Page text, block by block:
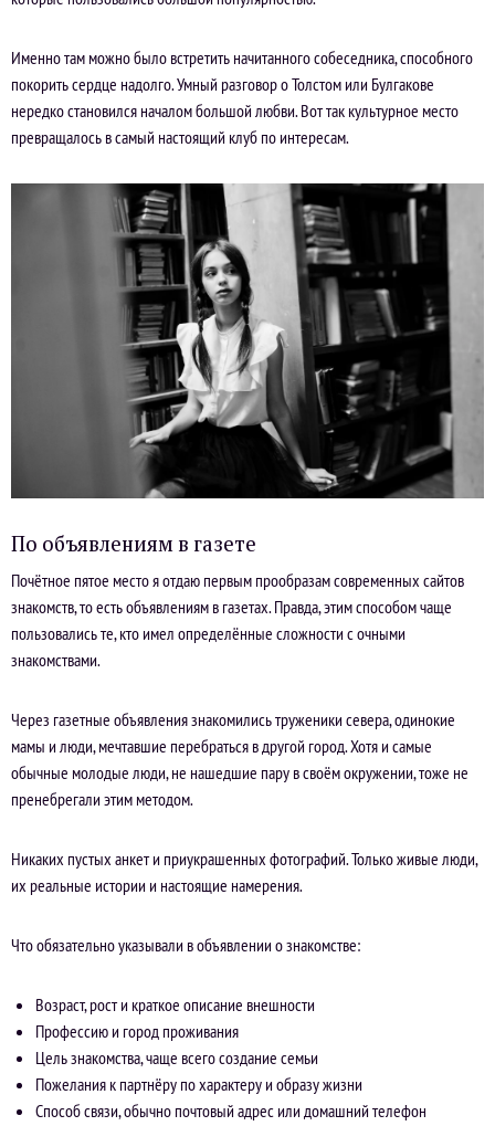
Именно там можно было встретить начитанного собеседника, способного
покорить сердце надолго. Умный разговор о Толстом или Булгакове
нередко становился началом большой любви. Вот так культурное место
превращалось в самый настоящий клуб по интересам.
По объявлениям в газете
Почётное пятое место я отдаю первым прообразам современных сайтов
знакомств, то есть объявлениям в газетах. Правда, этим способом чаще
пользовались те, кто имел определённые сложности с очными
знакомствами.
Через газетные объявления знакомились труженики севера, одинокие
мамы и люди, мечтавшие перебраться в другой город. Хотя и самые
обычные молодые люди, не нашедшие пару в своём окружении, тоже не
пренебрегали этим методом.
Никаких пустых анкет и приукрашенных фотографий. Только живые люди,
их реальные истории и настоящие намерения.
Что обязательно указывали в объявлении о знакомстве:
Возраст, рост и краткое описание внешности
Профессию и город проживания
Цель знакомства, чаще всего создание семьи
Пожелания к партнёру по характеру и образу жизни
Способ связи, обычно почтовый адрес или домашний телефон